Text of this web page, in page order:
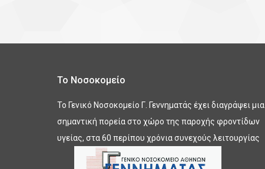
Το Νοσοκομείο
Το Γενικό Νοσοκομείο Γ. Γεννηματάς έχει διαγράψει μια
σημαντική πορεία στο χώρο της παροχής φροντίδων
υγείας, στα 60 περίπου χρόνια συνεχούς λειτουργίας